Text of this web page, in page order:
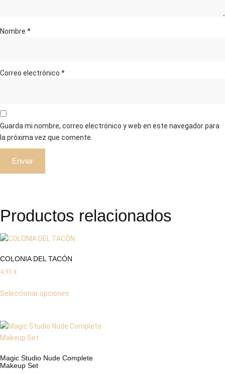
Nombre *
Correo electrónico *
Guarda mi nombre, correo electrónico y web en este navegador para
la próxima vez que comente.
Productos relacionados
COLONIA DEL TACÓN
4,95 €
Seleccionar opciones
Magic Studio Nude Complete
Makeup Set